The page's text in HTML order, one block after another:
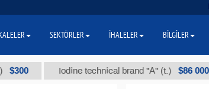
Iodine technical brand "А" (t.) $86 000
SEKTÖRLER İHALELER BILGILER